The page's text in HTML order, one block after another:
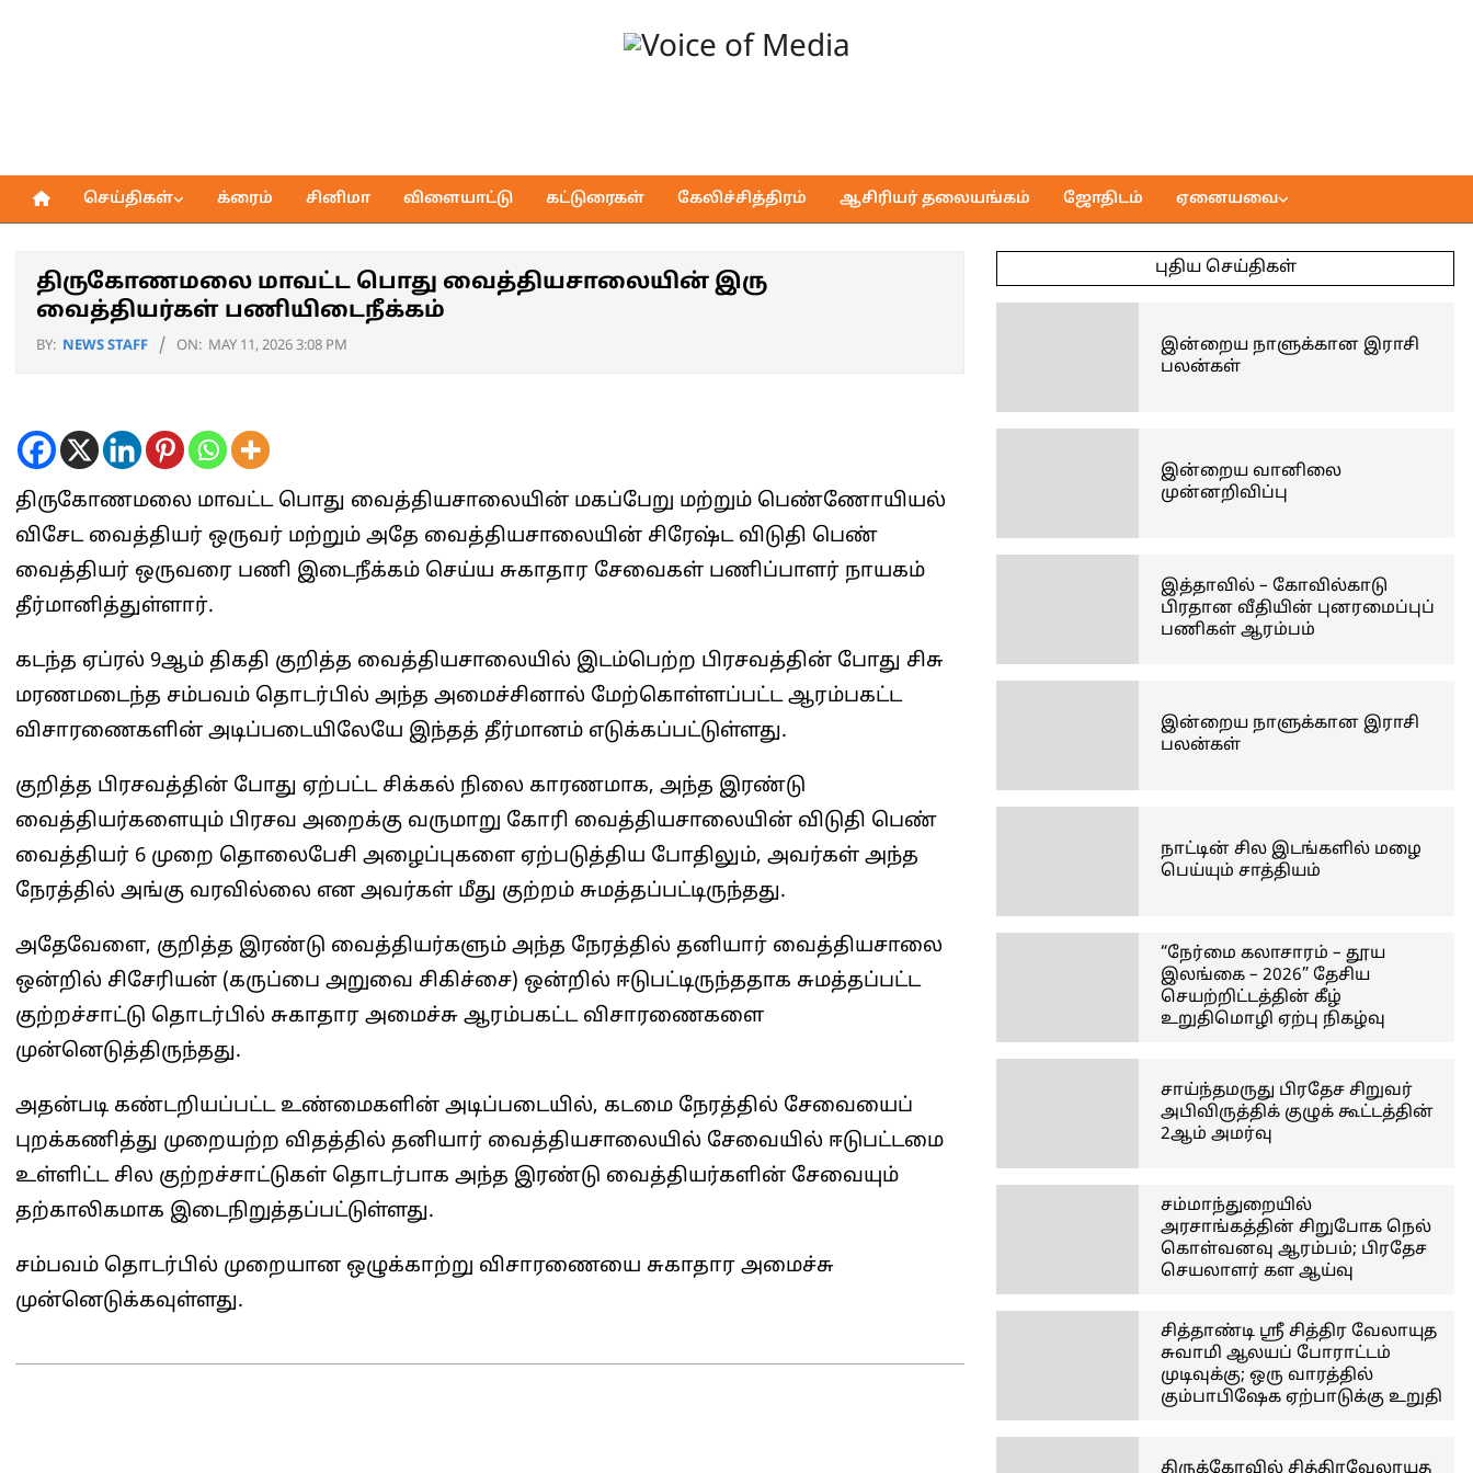
of
Media
Primary
செய்திகள் க்ரைம் சினிமா விளையாட்டு கட்டுரைகள் கேலிச்சித்திரம் ஆசிரியர் தலையங்கம் ஜோதிடம் ஏனையவை
திருகோணமலை மாவட்ட பொது வைத்தியசாலையின் இரு
வைத்தியர்கள் பணியிடைநீக்கம்
BY: NEWS STAFF ON: MAY 11, 2026 3:08 PM
திருகோணமலை மாவட்ட பொது வைத்தியசாலையின் மகப்பேறு மற்றும் பெண்ணோயியல்
விசேட வைத்தியர் ஒருவர் மற்றும் அதே வைத்தியசாலையின் சிரேஷ்ட விடுதி பெண்
வைத்தியர் ஒருவரை பணி இடைநீக்கம் செய்ய சுகாதார சேவைகள் பணிப்பாளர் நாயகம்
தீர்மானித்துள்ளார்.
கடந்த ஏப்ரல் 9ஆம் திகதி குறித்த வைத்தியசாலையில் இடம்பெற்ற பிரசவத்தின் போது சிசு
மரணமடைந்த சம்பவம் தொடர்பில் அந்த அமைச்சினால் மேற்கொள்ளப்பட்ட ஆரம்பகட்ட
விசாரணைகளின் அடிப்படையிலேயே இந்தத் தீர்மானம் எடுக்கப்பட்டுள்ளது.
குறித்த பிரசவத்தின் போது ஏற்பட்ட சிக்கல் நிலை காரணமாக, அந்த இரண்டு
வைத்தியர்களையும் பிரசவ அறைக்கு வருமாறு கோரி வைத்தியசாலையின் விடுதி பெண்
வைத்தியர் 6 முறை தொலைபேசி அழைப்புகளை ஏற்படுத்திய போதிலும், அவர்கள் அந்த
நேரத்தில் அங்கு வரவில்லை என அவர்கள் மீது குற்றம் சுமத்தப்பட்டிருந்தது.
அதேவேளை, குறித்த இரண்டு வைத்தியர்களும் அந்த நேரத்தில் தனியார் வைத்தியசாலை
ஒன்றில் சிசேரியன் (கருப்பை அறுவை சிகிச்சை) ஒன்றில் ஈடுபட்டிருந்ததாக சுமத்தப்பட்ட
குற்றச்சாட்டு தொடர்பில் சுகாதார அமைச்சு ஆரம்பகட்ட விசாரணைகளை
முன்னெடுத்திருந்தது.
அதன்படி கண்டறியப்பட்ட உண்மைகளின் அடிப்படையில், கடமை நேரத்தில் சேவையைப்
புறக்கணித்து முறையற்ற விதத்தில் தனியார் வைத்தியசாலையில் சேவையில் ஈடுபட்டமை
உள்ளிட்ட சில குற்றச்சாட்டுகள் தொடர்பாக அந்த இரண்டு வைத்தியர்களின் சேவையும்
தற்காலிகமாக இடைநிறுத்தப்பட்டுள்ளது.
சம்பவம் தொடர்பில் முறையான ஒழுக்காற்று விசாரணையை சுகாதார அமைச்சு
முன்னெடுக்கவுள்ளது.
புதிய செய்திகள்
இன்றைய நாளுக்கான இராசி
பலன்கள்
இன்றைய வானிலை
முன்னறிவிப்பு
இத்தாவில் – கோவில்காடு
பிரதான வீதியின் புனரமைப்புப்
பணிகள் ஆரம்பம்
இன்றைய நாளுக்கான இராசி
பலன்கள்
நாட்டின் சில இடங்களில் மழை
பெய்யும் சாத்தியம்
“நேர்மை கலாசாரம் – தூய
இலங்கை – 2026” தேசிய
செயற்றிட்டத்தின் கீழ்
உறுதிமொழி ஏற்பு நிகழ்வு
சாய்ந்தமருது பிரதேச சிறுவர்
அபிவிருத்திக் குழுக் கூட்டத்தின்
2ஆம் அமர்வு
சம்மாந்துறையில்
அரசாங்கத்தின் சிறுபோக நெல்
கொள்வனவு ஆரம்பம்; பிரதேச
செயலாளர் கள ஆய்வு
சித்தாண்டி ஸ்ரீ சித்திர வேலாயுத
சுவாமி ஆலயப் போராட்டம்
முடிவுக்கு; ஒரு வாரத்தில்
கும்பாபிஷேக ஏற்பாடுக்கு உறுதி